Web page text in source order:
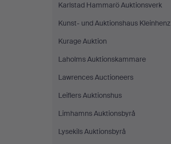
Karlstad Hammarö Auktionsverk
Kunst- und Auktionshaus Kleinhenz
Kurage Auktion
Laholms Auktionskammare
Lawrences Auctioneers
Leiflers Auktionshus
Limhamns Auktionsbyrå
Lysekils Auktionsbyrå